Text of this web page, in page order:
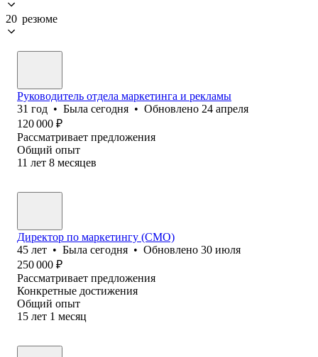
20 резюме
Руководитель отдела маркетинга и рекламы
31 год • Была сегодня • Обновлено 24 апреля
120 000 ₽
Рассматривает предложения
Общий опыт
11 лет 8 месяцев
Директор по маркетингу (CMO)
45 лет • Была сегодня • Обновлено 30 июля
250 000 ₽
Рассматривает предложения
Конкретные достижения
Общий опыт
15 лет 1 месяц